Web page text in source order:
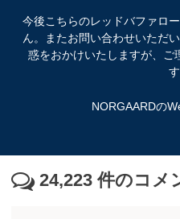
今後こちらのレッドバファロ
ん。またお問い合わせいただ
惑をおかけいたしますが、ご
す
NORGAARDの
24,223 件のコメ